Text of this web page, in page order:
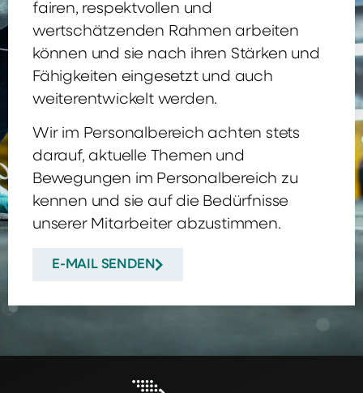
fairen, respektvollen und
wertschätzenden Rahmen arbeiten
können und sie nach ihren Stärken und
Fähigkeiten eingesetzt und auch
weiterentwickelt werden.
Wir im Personalbereich achten stets
darauf, aktuelle Themen und
Bewegungen im Personalbereich zu
kennen und sie auf die Bedürfnisse
unserer Mitarbeiter abzustimmen.
E-MAIL SENDEN